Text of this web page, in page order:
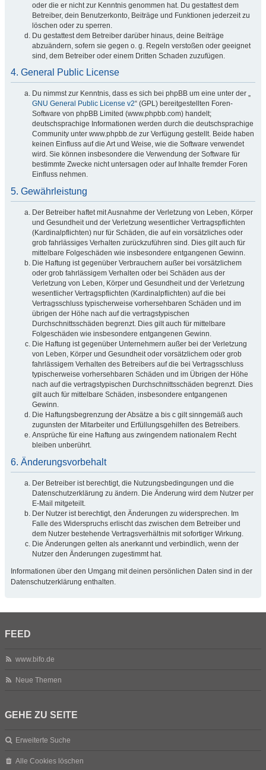
oder die er nicht zur Kenntnis genommen hat. Du gestattest dem
Betreiber, dein Benutzerkonto, Beiträge und Funktionen jederzeit zu
löschen oder zu sperren.
Du gestattest dem Betreiber darüber hinaus, deine Beiträge
abzuändern, sofern sie gegen o. g. Regeln verstoßen oder geeignet
sind, dem Betreiber oder einem Dritten Schaden zuzufügen.
4. General Public License
Du nimmst zur Kenntnis, dass es sich bei phpBB um eine unter der „
GNU General Public License v2“ (GPL) bereitgestellten Foren-
Software von phpBB Limited (www.phpbb.com) handelt;
deutschsprachige Informationen werden durch die deutschsprachige
Community unter www.phpbb.de zur Verfügung gestellt. Beide haben
keinen Einfluss auf die Art und Weise, wie die Software verwendet
wird. Sie können insbesondere die Verwendung der Software für
bestimmte Zwecke nicht untersagen oder auf Inhalte fremder Foren
Einfluss nehmen.
5. Gewährleistung
Der Betreiber haftet mit Ausnahme der Verletzung von Leben, Körper
und Gesundheit und der Verletzung wesentlicher Vertragspflichten
(Kardinalpflichten) nur für Schäden, die auf ein vorsätzliches oder
grob fahrlässiges Verhalten zurückzuführen sind. Dies gilt auch für
mittelbare Folgeschäden wie insbesondere entgangenen Gewinn.
Die Haftung ist gegenüber Verbrauchern außer bei vorsätzlichem
oder grob fahrlässigem Verhalten oder bei Schäden aus der
Verletzung von Leben, Körper und Gesundheit und der Verletzung
wesentlicher Vertragspflichten (Kardinalpflichten) auf die bei
Vertragsschluss typischerweise vorhersehbaren Schäden und im
übrigen der Höhe nach auf die vertragstypischen
Durchschnittsschäden begrenzt. Dies gilt auch für mittelbare
Folgeschäden wie insbesondere entgangenen Gewinn.
Die Haftung ist gegenüber Unternehmern außer bei der Verletzung
von Leben, Körper und Gesundheit oder vorsätzlichem oder grob
fahrlässigem Verhalten des Betreibers auf die bei Vertragsschluss
typischerweise vorhersehbaren Schäden und im Übrigen der Höhe
nach auf die vertragstypischen Durchschnittsschäden begrenzt. Dies
gilt auch für mittelbare Schäden, insbesondere entgangenen
Gewinn.
Die Haftungsbegrenzung der Absätze a bis c gilt sinngemäß auch
zugunsten der Mitarbeiter und Erfüllungsgehilfen des Betreibers.
Ansprüche für eine Haftung aus zwingendem nationalem Recht
bleiben unberührt.
6. Änderungsvorbehalt
Der Betreiber ist berechtigt, die Nutzungsbedingungen und die
Datenschutzerklärung zu ändern. Die Änderung wird dem Nutzer per
E-Mail mitgeteilt.
Der Nutzer ist berechtigt, den Änderungen zu widersprechen. Im
Falle des Widerspruchs erlischt das zwischen dem Betreiber und
dem Nutzer bestehende Vertragsverhältnis mit sofortiger Wirkung.
Die Änderungen gelten als anerkannt und verbindlich, wenn der
Nutzer den Änderungen zugestimmt hat.
Informationen über den Umgang mit deinen persönlichen Daten sind in der
Datenschutzerklärung enthalten.
FEED
www.bifo.de
Neue Themen
GEHE ZU SEITE
Erweiterte Suche
Alle Cookies löschen